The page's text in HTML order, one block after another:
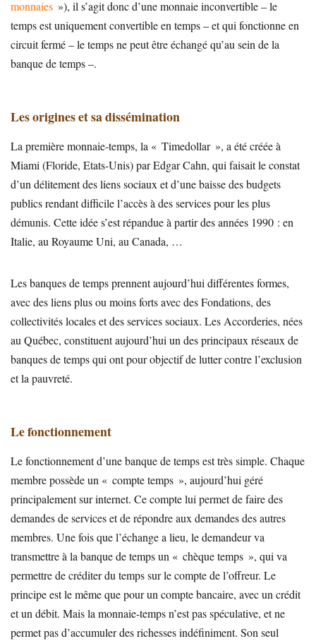
monnaies »), il s’agit donc d’une monnaie inconvertible – le
temps est uniquement convertible en temps – et qui fonctionne en
circuit fermé – le temps ne peut être échangé qu’au sein de la
banque de temps –.
Les origines et sa dissémination
La première monnaie-temps, la « Timedollar », a été créée à
Miami (Floride, Etats-Unis) par Edgar Cahn, qui faisait le constat
d’un délitement des liens sociaux et d’une baisse des budgets
publics rendant difficile l’accès à des services pour les plus
démunis. Cette idée s’est répandue à partir des années 1990 : en
Italie, au Royaume Uni, au Canada, …
Les banques de temps prennent aujourd’hui différentes formes,
avec des liens plus ou moins forts avec des Fondations, des
collectivités locales et des services sociaux. Les Accorderies, nées
au Québec, constituent aujourd’hui un des principaux réseaux de
banques de temps qui ont pour objectif de lutter contre l’exclusion
et la pauvreté.
Le fonctionnement
Le fonctionnement d’une banque de temps est très simple. Chaque
membre possède un « compte temps », aujourd’hui géré
principalement sur internet. Ce compte lui permet de faire des
demandes de services et de répondre aux demandes des autres
membres. Une fois que l’échange a lieu, le demandeur va
transmettre à la banque de temps un « chèque temps », qui va
permettre de créditer du temps sur le compte de l’offreur. Le
principe est le même que pour un compte bancaire, avec un crédit
et un débit. Mais la monnaie-temps n’est pas spéculative, et ne
permet pas d’accumuler des richesses indéfiniment. Son seul